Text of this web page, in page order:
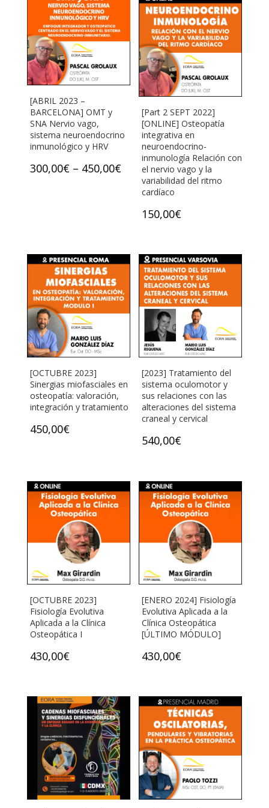
[ABRIL 2023 –
BARCELONA] OMT y
SNA Nervio vago,
sistema neuroendocrino
inmunológico y HRV
300,00€– 450,00€
[Part 2 SEPT 2022]
[ONLINE] Osteopatía
integrativa en
neuroendocrino-
inmunología Relación con
el nervio vago y la
variabilidad del ritmo
cardíaco
150,00€
[OCTUBRE 2023]
Sinergias miofasciales en
osteopatía: valoración,
integración y tratamiento
450,00€
[2023] Tratamiento del
sistema oculomotor y
sus relaciones con las
alteraciones del sistema
craneal y cervical
540,00€
[OCTUBRE 2023]
Fisiología Evolutiva
Aplicada a la Clínica
Osteopática I
430,00€
[ENERO 2024] Fisiología
Evolutiva Aplicada a la
Clínica Osteopática
[ÚLTIMO MÓDULO]
430,00€